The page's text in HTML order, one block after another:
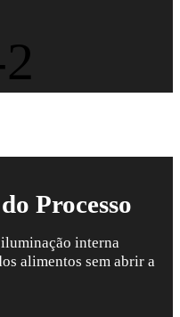
Processo
interna
alimentos sem abrir a